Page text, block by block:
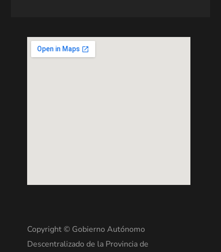
Copyright © Gobierno Autónomo
Descentralizado de la Provincia de